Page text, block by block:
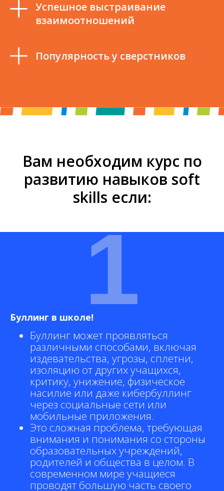
Успешное выстраивание
взаимоотношений
Популярность у сверстников
Вам необходим курс по
развитию навыков soft
skills если:
Буллинг в школе!
Буллинг может проявляться
различными способами, включая
издевательства, угрозы, сплетни,
изоляцию от других учащихся,
критику, унижение, физическое
насилие или даже кибербуллинг
через социальные сети или
мобильные приложения.
Это сложная проблема, требующая
внимания и понимания со стороны
образовательных учреждений,
родителей и общества в целом. В
современном мире учащиеся
проводят большую часть своего
1